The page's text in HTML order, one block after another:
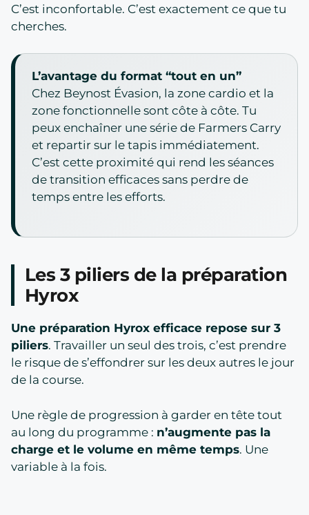
C’est inconfortable. C’est exactement ce que tu
cherches.
L’avantage du format “tout en un”
Chez Beynost Évasion, la zone cardio et la
zone fonctionnelle sont côte à côte. Tu
peux enchaîner une série de Farmers Carry
et repartir sur le tapis immédiatement.
C’est cette proximité qui rend les séances
de transition efficaces sans perdre de
temps entre les efforts.
Les 3 piliers de la préparation
Hyrox
Une préparation Hyrox efficace repose sur 3
piliers. Travailler un seul des trois, c’est prendre
le risque de s’effondrer sur les deux autres le jour
de la course.
Une règle de progression à garder en tête tout
au long du programme : n’augmente pas la
charge et le volume en même temps. Une
variable à la fois.